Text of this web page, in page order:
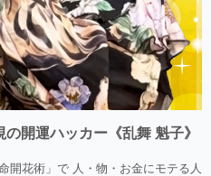
開運ハッカー《乱舞 魁子》
開花術」で 人・物・お金にモテる人